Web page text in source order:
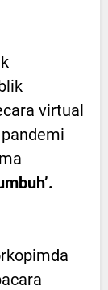
virtual